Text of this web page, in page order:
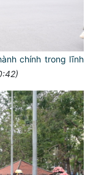
chính trong lĩnh